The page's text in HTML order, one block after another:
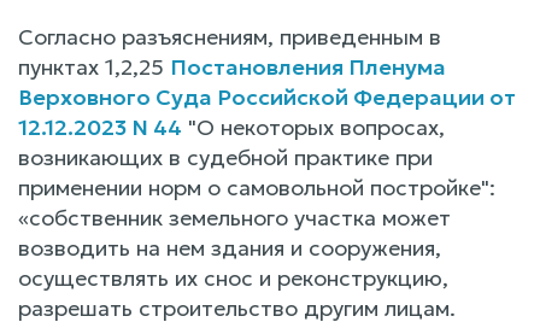
Согласно разъяснениям, приведенным в
пунктах 1,2,25 Постановления Пленума
Верховного Суда Российской Федерации от
12.12.2023 N 44 "О некоторых вопросах,
возникающих в судебной практике при
применении норм о самовольной постройке":
«собственник земельного участка может
возводить на нем здания и сооружения,
осуществлять их снос и реконструкцию,
разрешать строительство другим лицам.